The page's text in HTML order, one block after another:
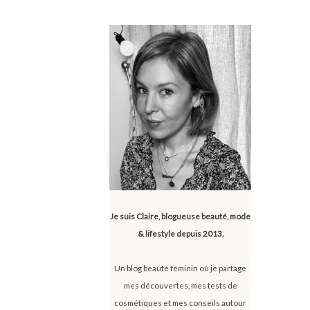
Je suis Claire, blogueuse beauté, mode
& lifestyle depuis 2013.
Un blog beauté féminin où je partage
mes découvertes, mes tests de
cosmétiques et mes conseils autour